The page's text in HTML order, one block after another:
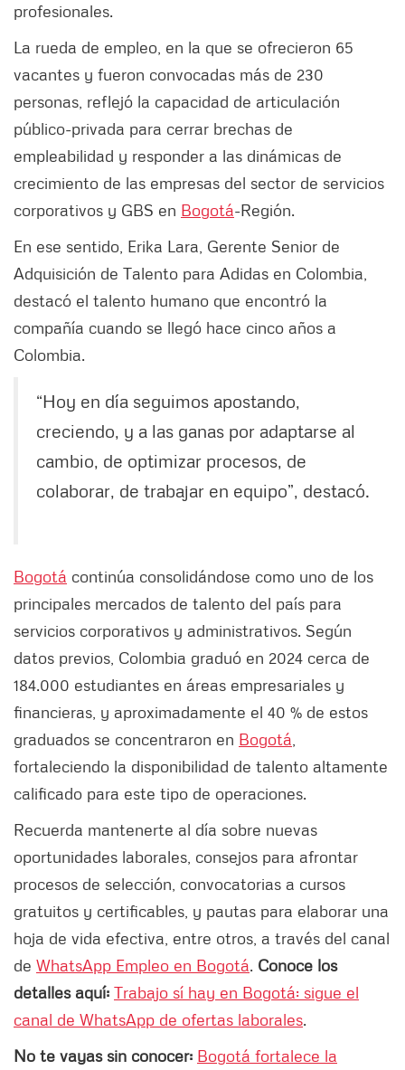
profesionales.
La rueda de empleo, en la que se ofrecieron 65
vacantes y fueron convocadas más de 230
personas, reflejó la capacidad de articulación
público-privada para cerrar brechas de
empleabilidad y responder a las dinámicas de
crecimiento de las empresas del sector de servicios
corporativos y GBS en Bogotá-Región.
En ese sentido, Erika Lara, Gerente Senior de
Adquisición de Talento para Adidas en Colombia,
destacó el talento humano que encontró la
compañía cuando se llegó hace cinco años a
Colombia.
“Hoy en día seguimos apostando,
creciendo, y a las ganas por adaptarse al
cambio, de optimizar procesos, de
colaborar, de trabajar en equipo”, destacó.
Bogotá continúa consolidándose como uno de los
principales mercados de talento del país para
servicios corporativos y administrativos. Según
datos previos, Colombia graduó en 2024 cerca de
184.000 estudiantes en áreas empresariales y
financieras, y aproximadamente el 40 % de estos
graduados se concentraron en Bogotá
fortaleciendo la disponibilidad de talento altamente
calificado para este tipo de operaciones.
Recuerda mantenerte al día sobre nuevas
oportunidades laborales, consejos para afrontar
procesos de selección, convocatorias a cursos
gratuitos y certificables, y pautas para elaborar una
hoja de vida efectiva, entre otros, a través del canal
de WhatsApp Empleo en Bogotá. Conoce los
detalles aquí: Trabajo sí hay en Bogotá: sigue el
canal de WhatsApp de ofertas laborales.
No te vayas sin conocer: Bogotá fortalece la